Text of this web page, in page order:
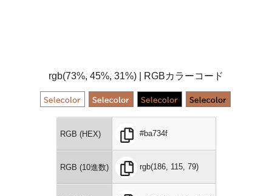
rgb(73%, 45%, 31%) | RGBカラーコード
RGB (HEX) #ba734f
RGB (10進数) rgb(186, 115, 79)